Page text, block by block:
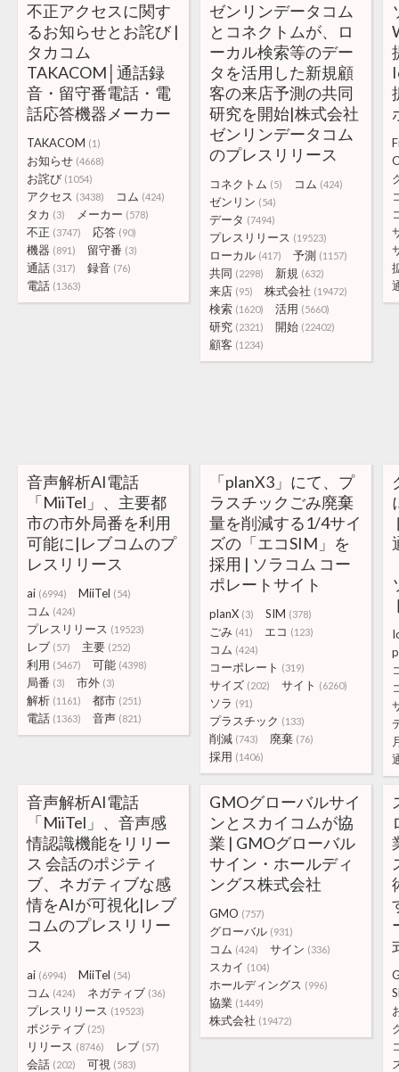
不正アクセスに関す
るお知らせとお詫び |
タカコム
TAKACOM│通話録
音・留守番電話・電
話応答機器メーカー
TAKACOM (1)
お知らせ (4668)
お詫び (1054)
アクセス (3438) コム (424)
タカ (3) メーカー (578)
不正 (3747) 応答 (90)
機器 (891) 留守番 (3)
通話 (317) 録音 (76)
電話 (1363)
ゼンリンデータコム
とコネクトムが、ロ
ーカル検索等のデー
タを活用した新規顧
客の来店予測の共同
研究を開始|株式会社
ゼンリンデータコム
のプレスリリース
コネクトム (5) コム (424)
ゼンリン (54)
データ (7494)
プレスリリース (19523)
ローカル (417) 予測 (1157)
共同 (2298) 新規 (632)
来店 (95) 株式会社 (19472)
検索 (1620) 活用 (5660)
研究 (2321) 開始 (22402)
顧客 (1234)
音声解析AI電話
「MiiTel」、主要都
市の市外局番を利用
可能に|レブコムのプ
レスリリース
ai (6994) MiiTel (54)
コム (424)
プレスリリース (19523)
レブ (57) 主要 (252)
利用 (5467) 可能 (4398)
局番 (3) 市外 (3)
解析 (1161) 都市 (251)
電話 (1363) 音声 (821)
「planX3」にて、プ
ラスチックごみ廃棄
量を削減する1/4サイ
ズの「エコSIM」を
採用 | ソラコム コー
ポレートサイト
planX (3) SIM (378)
ごみ (41) エコ (123)
コム (424)
コーポレート (319)
サイズ (202) サイト (6260)
ソラ (91)
プラスチック (133)
削減 (743) 廃棄 (76)
採用 (1406)
音声解析AI電話
「MiiTel」、音声感
情認識機能をリリー
ス 会話のポジティ
ブ、ネガティブな感
情をAIが可視化|レブ
コムのプレスリリー
ス
ai (6994) MiiTel (54)
コム (424) ネガティブ (36)
プレスリリース (19523)
ポジティブ (25)
リリース (8746) レブ (57)
会話 (202) 可視 (583)
GMOグローバルサイ
ンとスカイコムが協
業 | GMOグローバル
サイン・ホールディ
ングス株式会社
GMO (757)
グローバル (931)
コム (424) サイン (336)
スカイ (104)
ホールディングス (996)
協業 (1449)
株式会社 (19472)